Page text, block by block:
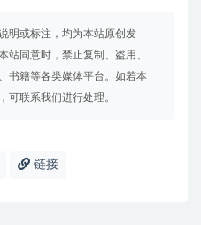
明或标注，均为本站原创发
站同意时，禁止复制、盗用、
书籍等各类媒体平台。如若本
可联系我们进行处理。
链接